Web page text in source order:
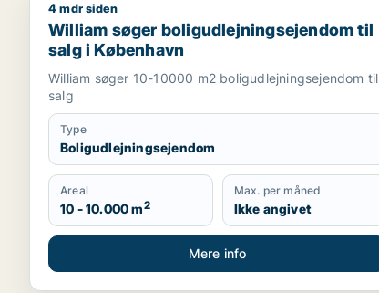
William søger boligudlejningsejendom til salg i
4 mdr siden
William søger boligudlejningsejendom til
salg i København
William søger 10-10000 m2 boligudlejningsejendom til
salg
Type
Boligudlejningsejendom
Areal
10 - 10.000 m2
Max. per måned
Ikke angivet
Mere info